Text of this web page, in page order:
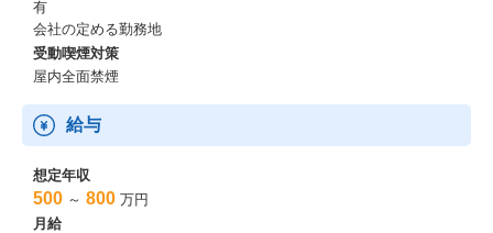
有
会社の定める勤務地
受動喫煙対策
屋内全面禁煙
給与
想定年収
500 ～ 800 万円
月給